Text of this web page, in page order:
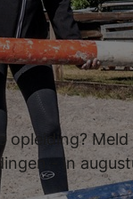
Meld
- in